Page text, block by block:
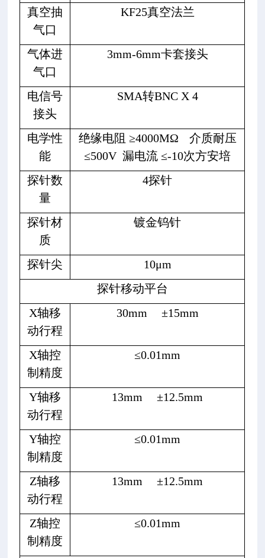
真空抽
气口
KF25真空法兰
气体进
气口
3mm-6mm卡套接头
电信号
接头
SMA转BNC X 4
电学性
能
绝缘电阻 ≥4000MΩ
介质耐压
≤500V 漏电流 ≤-10次方安培
探针数
量
4探针
探针材
质
镀金钨针
探针尖
10μm
探针移动平台
X轴移
动行程
30mm ±15mm
X轴控
制精度
≤0.01mm
Y轴移
动行程
13mm ±12.5mm
Y轴控
制精度
≤0.01mm
Z轴移
动行程
13mm ±12.5mm
Z轴控
制精度
≤0.01mm